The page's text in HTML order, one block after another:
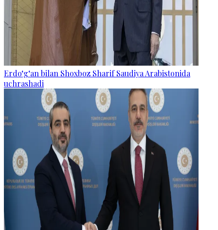
Erdo‘g‘an bilan Shoxboz Sharif Saudiya Arabistonida
uchrashadi